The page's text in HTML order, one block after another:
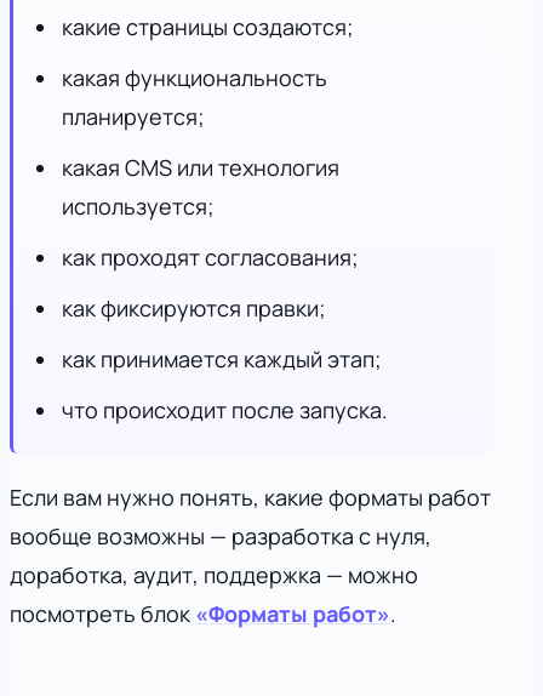
какие страницы создаются;
какая функциональность
планируется;
какая CMS или технология
используется;
как проходят согласования;
как фиксируются правки;
как принимается каждый этап;
что происходит после запуска.
Если вам нужно понять, какие форматы работ
вообще возможны — разработка с нуля,
доработка, аудит, поддержка — можно
посмотреть блок «Форматы работ».